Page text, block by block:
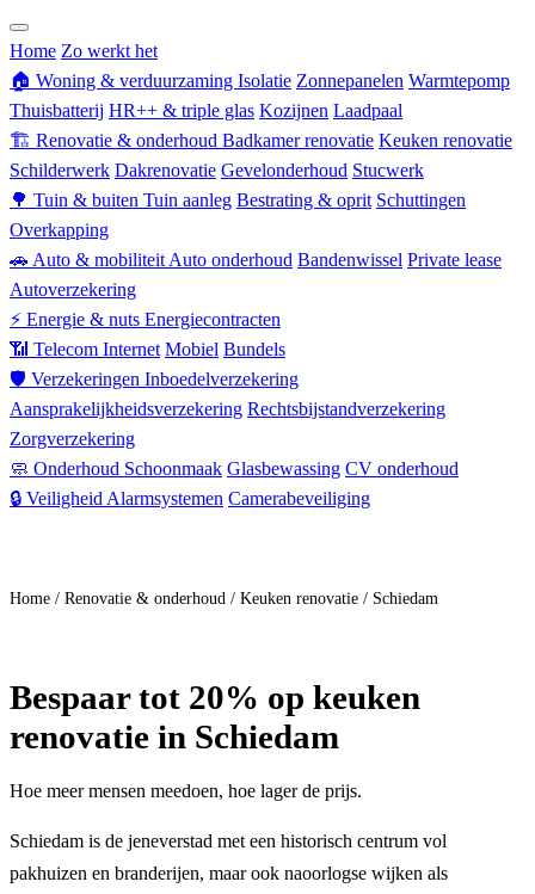
Home Zo werkt het
🏠 Woning & verduurzaming Isolatie Zonnepanelen Warmtepomp
Thuisbatterij HR++ & triple glas Kozijnen Laadpaal
🏗 Renovatie & onderhoud Badkamer renovatie Keuken renovatie
Schilderwerk Dakrenovatie Gevelonderhoud Stucwerk
🌳 Tuin & buiten Tuin aanleg Bestrating & oprit Schuttingen
Overkapping
🚗 Auto & mobiliteit Auto onderhoud Bandenwissel Private lease
Autoverzekering
⚡ Energie & nuts Energiecontracten
📶 Telecom Internet Mobiel Bundels
🛡 Verzekeringen Inboedelverzekering
Aansprakelijkheidsverzekering Rechtsbijstandverzekering
Zorgverzekering
🧼 Onderhoud Schoonmaak Glasbewassing CV onderhoud
🔒 Veiligheid Alarmsystemen Camerabeveiliging
Home / Renovatie & onderhoud / Keuken renovatie / Schiedam
Bespaartot 20% op keuken
renovatie in Schiedam
Hoe meer mensen meedoen, hoe lager de prijs.
Schiedam is de jeneverstad met een historisch centrum vol
pakhuizen en branderijen, maar ook naoorlogse wijken als